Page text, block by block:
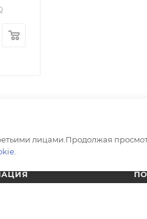
лицами.Продолжая